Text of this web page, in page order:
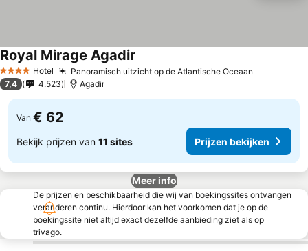
4 SterrenHotel Panoramisch uitzicht op de Atlantische Oceaan
Royal Mirage Agadir
7,4 4.523 Agadir
Van € 62
Bekijk prijzen van 11 sites Prijzen bekijken
Meer info
De prijzen en beschikbaarheid die wij van boekingssites ontvangen
veranderen continu. Hierdoor kan het voorkomen dat je op de
boekingssite niet altijd exact dezelfde aanbieding ziet als op
trivago.